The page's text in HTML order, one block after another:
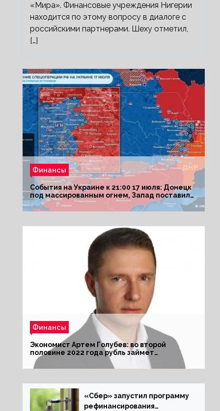
«Мира». Финансовые учреждения Нигерии
находится по этому вопросу в диалоге с
российскими партнерами. Шеху отметил,
[…]
Финансы
События на Украине к 21:00 17 июля: Донецк
под массированным огнем, Запад поставил
Киеву ультиматум
Финансы
Экономист Артем Голубев: во второй
половине 2022 года рубль займет
комфортный курс
«Сбер» запустил программу
рефинансирования